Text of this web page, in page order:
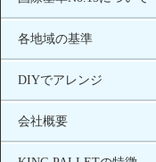
各地域の基準
DIYでアレンジ
会社概要